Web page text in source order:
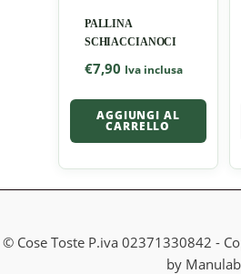
PALLINA
SCHIACCIANOCI
€7,90 Iva inclusa
AGGIUNGI AL
CARRELLO
© Cose Toste P.iva 02371330842 -
by Manulab